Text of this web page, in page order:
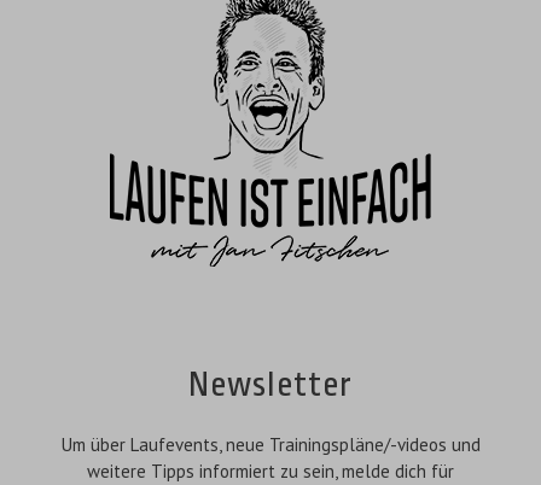
Newsletter
Um über Laufevents, neue Trainingspläne/-videos und
weitere Tipps informiert zu sein, melde dich für